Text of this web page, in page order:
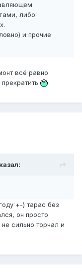
либо
и прочие
всё равно
+-) тарас без
он просто
сильно торчал и